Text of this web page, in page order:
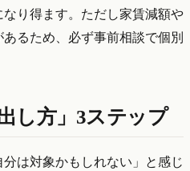
り得ます。ただし家賃減額や
るため、必ず事前相談で個別
し方」3ステップ
は対象かもしれない」と感じ